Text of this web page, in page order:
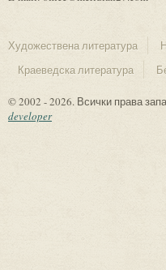
Художествена литература
Краеведска литература
© 2002 - 2026. Всички права
developer